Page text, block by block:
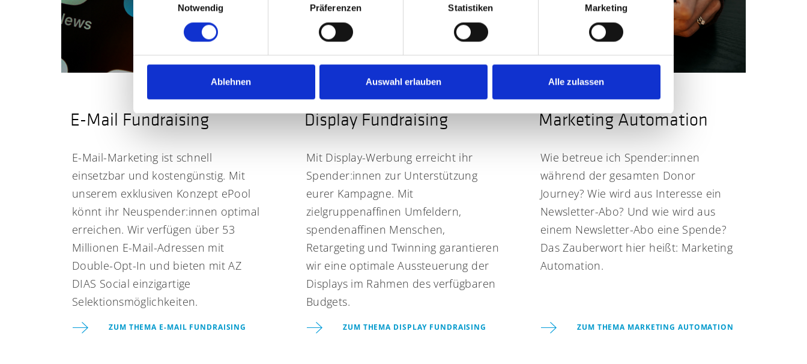
Notwendig
Präferenzen Statistiken Marketing
Ablehnen Auswahl erlauben Alle zulassen
E-Mail Fundraising
E-Mail-Marketing ist schnell
einsetzbar und kostengünstig. Mit
unserem exklusiven Konzept ePool
könnt ihr Neuspender:innen optimal
erreichen. Wir verfügen über 53
Millionen E-Mail-Adressen mit
Double-Opt-In und bieten mit AZ
DIAS Social einzigartige
Selektionsmöglichkeiten.
ZUM THEMA E-MAIL FUNDRAISING
Display Fundraising
Mit Display-Werbung erreicht ihr
Spender:innen zur Unterstützung
eurer Kampagne. Mit
zielgruppenaffinen Umfeldern,
spendenaffinen Menschen,
Retargeting und Twinning garantieren
wir eine optimale Aussteuerung der
Displays im Rahmen des verfügbaren
Budgets.
ZUM THEMA DISPLAY FUNDRAISING
Marketing Automation
Wie betreue ich Spender:innen
während der gesamten Donor
Journey? Wie wird aus Interesse ein
Newsletter-Abo? Und wie wird aus
einem Newsletter-Abo eine Spende?
Das Zauberwort hier heißt: Marketing
Automation.
ZUM THEMA MARKETING AUTOMATION